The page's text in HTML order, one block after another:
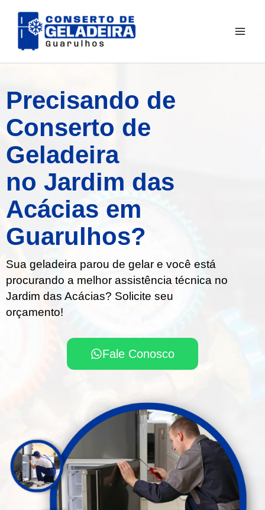
para
Precisando de
Conserto de
Geladeira
no Jardim das
Acácias em
Guarulhos?
Sua geladeira parou de gelar e você está
procurando a melhor assistência técnica no
Jardim das Acácias? Solicite seu
orçamento!
Fale Conosco